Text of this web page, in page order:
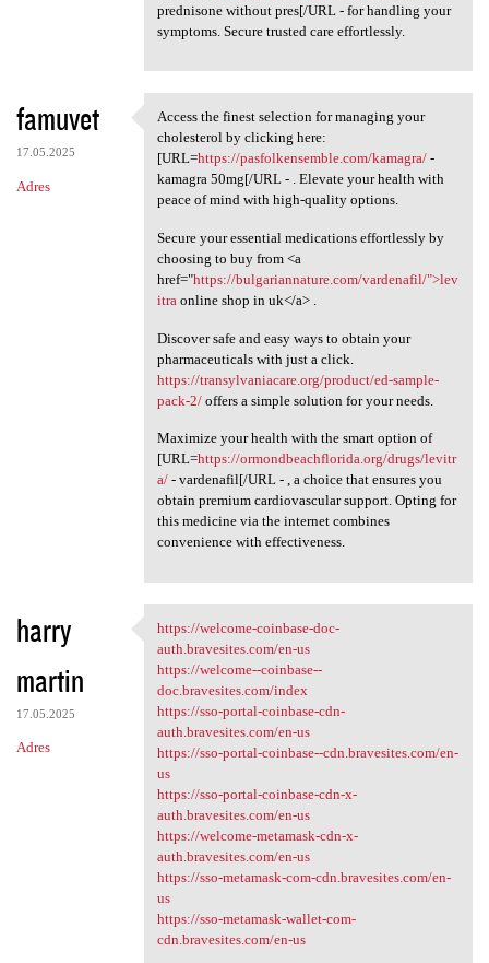
prednisone without pres[/URL - for handling your
symptoms. Secure trusted care effortlessly.
famuvet
17.05.2025
Adres
Access the finest selection
Access the finest selection for managing your
cholesterol by clicking here:
[URL=https://pasfolkensemble.com/kamagra/-
kamagra 50mg[/URL - . Elevate your health with
peace of mind with high-quality options.
Secure your essential medications effortlessly by
choosing to buy from <a
href="https://bulgariannature.com/vardenafil/">lev
itraonline shop in uk</a> .
Discover safe and easy ways to obtain your
pharmaceuticals with just a click.
https://transylvaniacare.org/product/ed-sample-
pack-2/offers a simple solution for your needs.
Maximize your health with the smart option of
[URL=https://ormondbeachflorida.org/drugs/levitr
a/- vardenafil[/URL - , a choice that ensures you
obtain premium cardiovascular support. Opting for
this medicine via the internet combines
convenience with effectiveness.
harry
martin
17.05.2025
Adres
https://welcome-coinbase-doc
https://welcome-coinbase-doc-
auth.bravesites.com/en-us
https://welcome--coinbase--
doc.bravesites.com/index
https://sso-portal-coinbase-cdn-
auth.bravesites.com/en-us
https://sso-portal-coinbase--cdn.bravesites.com/en-
us
https://sso-portal-coinbase-cdn-x-
auth.bravesites.com/en-us
https://welcome-metamask-cdn-x-
auth.bravesites.com/en-us
https://sso-metamask-com-cdn.bravesites.com/en-
us
https://sso-metamask-wallet-com-
cdn.bravesites.com/en-us